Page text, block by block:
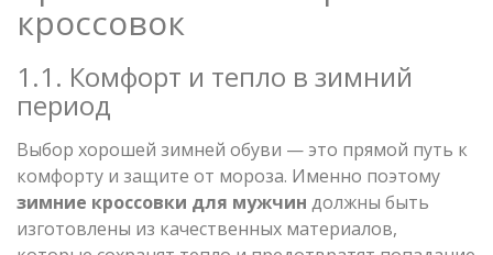
кроссовок
1.1. Комфорт и тепло в зимний
период
Выбор хорошей зимней обуви — это прямой путь к
комфорту и защите от мороза. Именно поэтому
зимние кроссовки для мужчин должны быть
изготовлены из качественных материалов,